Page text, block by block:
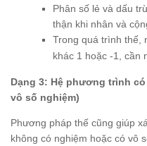
Phân số lẻ và dấu
thận khi nhân và
Trong quá trình thế,
khác 1 hoặc -1, cần
Dạng 3: Hệ phương trình
vô số nghiệm)
Phương pháp thế cũng giúp
không có nghiệm hoặc có vô